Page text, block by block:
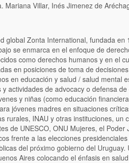
Mariana Villar, Inés Jimenez de
global Zonta International, fundada
se enmarca en el enfoque de
como derechos humanos y en el
en posiciones de toma de
en educación y salud / salud mental
actividades de advocacy o defensa
y niñas (como educación
jóvenes madres en situaciones
rurales, INAU y otras instituciones, un
de UNESCO, ONU Mujeres, el
frente a las elecciones
del próximo gobierno del
Aires colocando el énfasis en